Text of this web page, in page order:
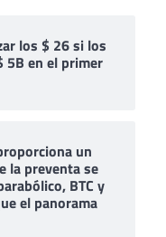
los $ 26 si los
5B en el primer
un
la preventa se
BTC y
el panorama